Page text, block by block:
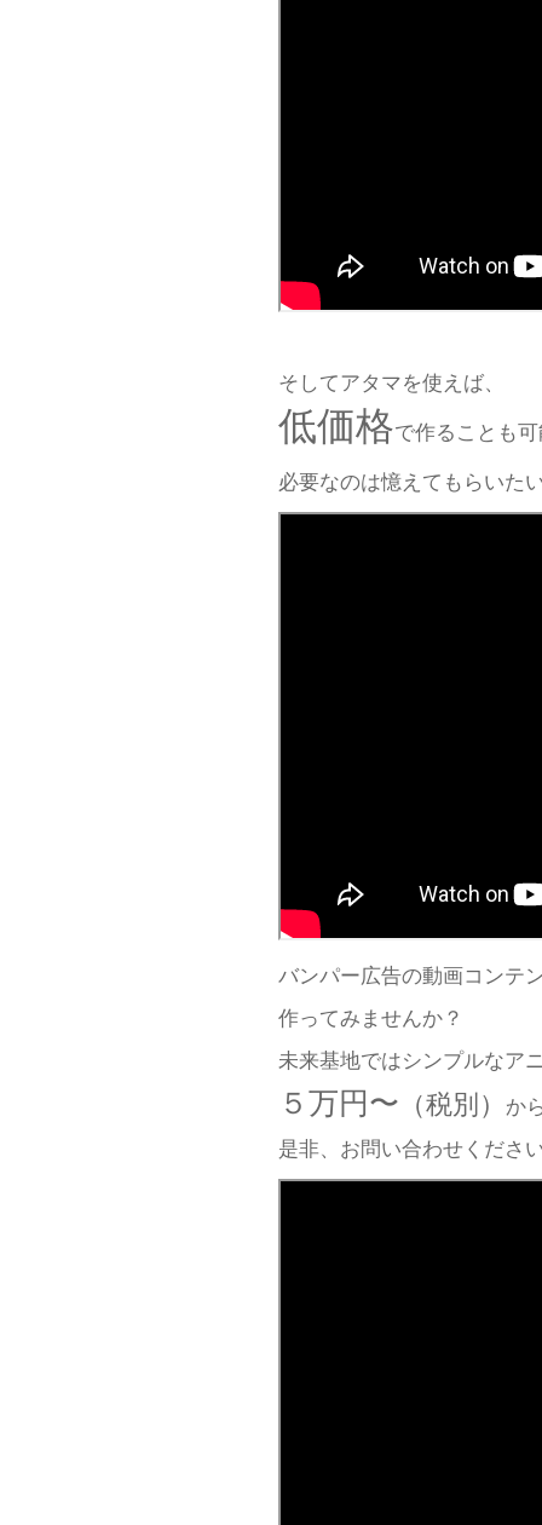
そしてアタマを使えば、
低価格で作ることも
必要なのは憶えてもらいた
バンパー広告の動画コンテ
作ってみませんか？
未来基地ではシンプルなア
５万円〜 （税別）
か
是非、お問い合わせくださ